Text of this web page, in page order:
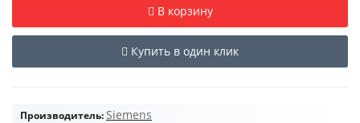
В корзину
Купить в один клик
Производитель: Siemens